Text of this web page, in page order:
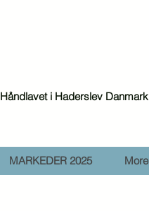
Håndlavet i Haderslev Danmark
MARKEDER 2025 More